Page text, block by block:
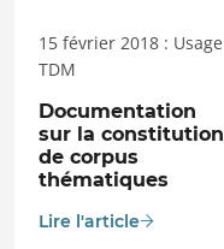
15 février 2018 : Usage
TDM
Documentation
sur la constitution
de corpus
thématiques
Lire l'article